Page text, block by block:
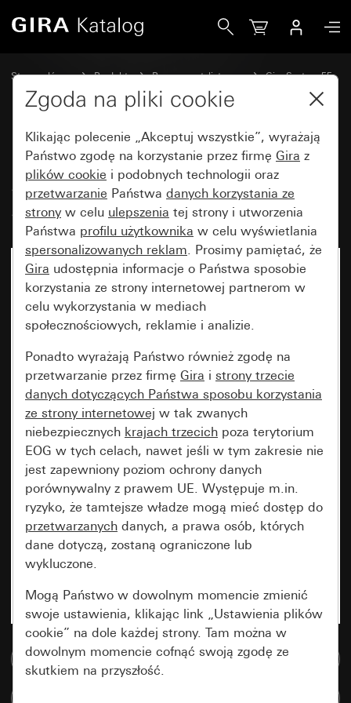
Strona główna Produkty Programy stylistyczne
Gira System 55
Wyłączniki i przyciski
Moduł nakładany do obsługi
System 3000 symbole strzałek
System 55
Do bazy danych multimedialnych
Zgoda na pliki cookie
Klikając polecenie „Akceptuj wszystkie”, wyrażają
Państwo zgodę na korzystanie przez firmę Gira z
plików cookie i podobnych technologii oraz
przetwarzanie Państwa danych korzystania ze
strony w celu ulepszenia tej strony i utworzenia
Państwa profilu użytkownika w celu wyświetlania
spersonalizowanych reklam. Prosimy pamiętać, że
Gira udostępnia informacje o Państwa sposobie
korzystania ze strony internetowej partnerom w
celu wykorzystania w mediach
społecznościowych, reklamie i analizie.
Ponadto wyrażają Państwo również zgodę na
przetwarzanie przez firmę Gira i strony trzecie
danych dotyczących Państwa sposobu korzystania
ze strony internetowej w tak zwanych
niebezpiecznych krajach trzecich poza terytorium
EOG w tych celach, nawet jeśli w tym zakresie nie
jest zapewniony poziom ochrony danych
porównywalny z prawem UE. Występuje m.in.
ryzyko, że tamtejsze władze mogą mieć dostęp do
przetwarzanych danych, a prawa osób, których
dane dotyczą, zostaną ograniczone lub
wykluczone.
Mogą Państwo w dowolnym momencie zmienić
swoje ustawienia, klikając link „Ustawienia plików
cookie” na dole każdej strony. Tam można w
dowolnym momencie cofnąć swoją zgodę ze
skutkiem na przyszłość.